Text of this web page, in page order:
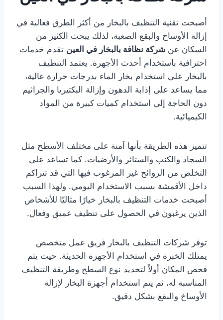
أصبحت تقنية التنظيف بالبخار من أكثر الطرق فعالية في
إزالة الأوساخ والبقع الصعبة، لذلك يبحث الكثير من
السكان عن شركة نظافة بالبخار في العين تقدم خدمات
احترافية باستخدام أحدث الأجهزة. يعتمد التنظيف
بالبخار على استخدام بخار الماء بدرجات حرارة عالية،
مما يساعد على إذابة الدهون وإزالة البكتيريا والجراثيم
دون الحاجة إلى استخدام كميات كبيرة من المواد
الكيميائية.
تتميز هذه الطريقة بأنها آمنة على مختلف الأسطح مثل
السجاد والكنب والستائر والأرضيات. كما تساعد على
التخلص من الروائح غير المرغوب فيها التي قد تتراكم
داخل الأقمشة بسبب الاستخدام اليومي. ولهذا السبب
أصبحت خدمات التنظيف بالبخار خيارًا مثاليًا للأشخاص
الذين يرغبون في الحصول على تنظيف عميق وفعال.
توفر شركات التنظيف بالبخار فريق عمل متخصص
يمتلك الخبرة في استخدام الأجهزة الحديثة. حيث يتم
فحص المكان أولاً لتحديد نوع السطح وطريقة التنظيف
المناسبة له، ثم يتم استخدام أجهزة البخار لإزالة
الأوساخ والبقع بشكل دقيق.